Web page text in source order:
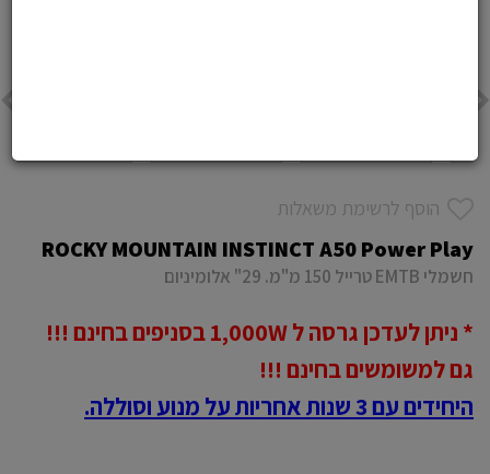
הוסף לרשימת משאלות
ROCKY MOUNTAIN INSTINCT A50 Power Play
חשמלי EMTB טרייל 150 מ"מ. 29" אלומיניום
* ניתן לעדכן גרסה ל 1,000W בסניפים בחינם !!!
גם למשומשים בחינם !!!
היחידים עם 3 שנות אחריות על מנוע וסוללה.